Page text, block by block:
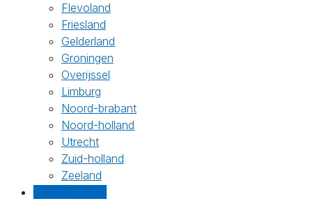
Flevoland
Friesland
Gelderland
Groningen
Overijssel
Limburg
Noord-brabant
Noord-holland
Utrecht
Zuid-holland
Zeeland